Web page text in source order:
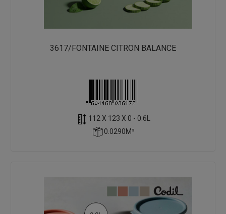
3617/FONTAINE CITRON BALANCE
112 X 123 X 0 - 0.6L
0.0290M³